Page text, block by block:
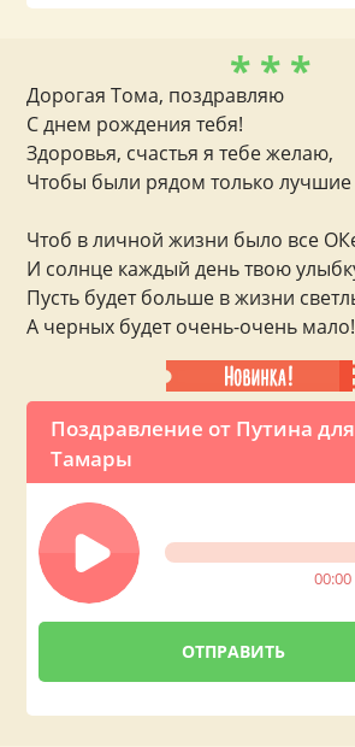
Поздравление от Путина для
Тамары
00:00
* * *
Дорогая Тома, поздравляю
С днем рождения тебя!
Здоровья, счастья я тебе желаю,
Чтобы были рядом только лучшие
Чтоб в личной жизни было все
И солнце каждый день твою
Пусть будет больше в жизни
А черных будет очень-очень мало!